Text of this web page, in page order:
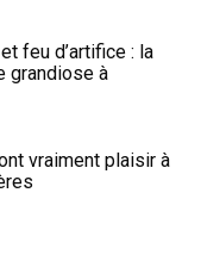
feu d’artifice : la
grandiose à
vraiment plaisir à